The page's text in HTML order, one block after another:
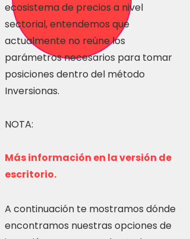
ecosistema de precios a nivel
sectorial, entendemos que
actualmente no reúne los
parámetros necesarios para tomar
posiciones dentro del método
Inversionas.
NOTA:
Más información en la versión de
escritorio.
A continuación te mostramos dónde
encontramos nuestras opciones de